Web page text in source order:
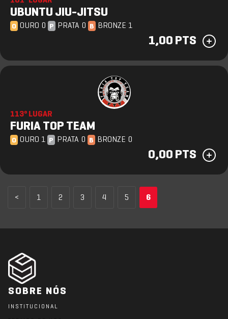
UBUNTU JIU-JITSU
O OURO 0 P PRATA 0 B BRONZE 1
1,00 PTS
113º LUGAR
FURIA TOP TEAM
O OURO 1 P PRATA 0 B BRONZE 0
0,00 PTS
< 1 2 3 4 5 6
SOBRE NÓS
INSTITUCIONAL